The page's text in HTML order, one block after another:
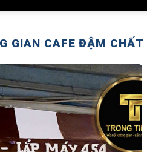
GIAN CAFE ĐẬM CHẤT